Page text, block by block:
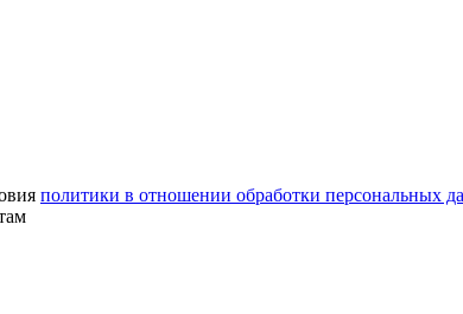
политики в отношении обработки персональных